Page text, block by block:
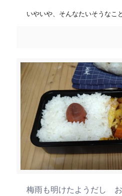
いやいや、そんなたいそうなこ
梅雨も明けたようだし